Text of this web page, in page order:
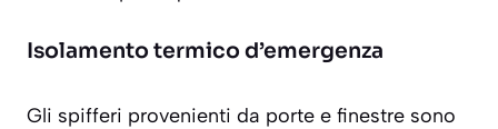
Isolamento termico d’emergenza
Gli spifferi provenienti da porte e finestre sono